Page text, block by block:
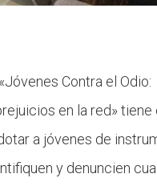
Contra el Odio:
en la red» tiene
a jóvenes de
y denuncien